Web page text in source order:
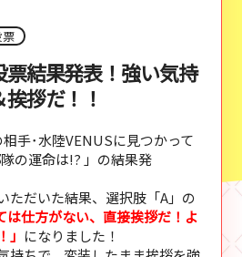
票
結果発表！強い気持
拶だ！！
手･水陸VENUSに見つかって
の運命は!? 」の結果発
ただいた結果、選択肢「A」の
は仕方がない、直接挨拶だ！よ
になりました！